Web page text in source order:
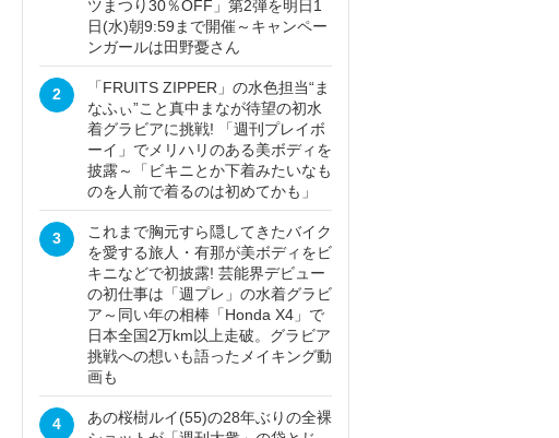
ツまつり30％OFF」第2弾を明日1
日(水)朝9:59まで開催～キャンペー
ンガールは田野憂さん
2
「FRUITS ZIPPER」の水色担当“ま
なふぃ”こと真中まなが待望の初水
着グラビアに挑戦! 「週刊プレイボ
ーイ」でメリハリのある美ボディを
披露～「ビキニとか下着みたいなも
のを人前で着るのは初めてかも」
3
これまで胸元すら隠してきたバイク
を愛する旅人・有那が美ボディをビ
キニなどで初披露! 芸能界デビュー
の初仕事は「週プレ」の水着グラビ
ア～同い年の相棒「Honda X4」で
日本全国2万km以上走破。グラビア
挑戦への想いも語ったメイキング動
画も
4
あの桜樹ルイ(55)の28年ぶりの全裸